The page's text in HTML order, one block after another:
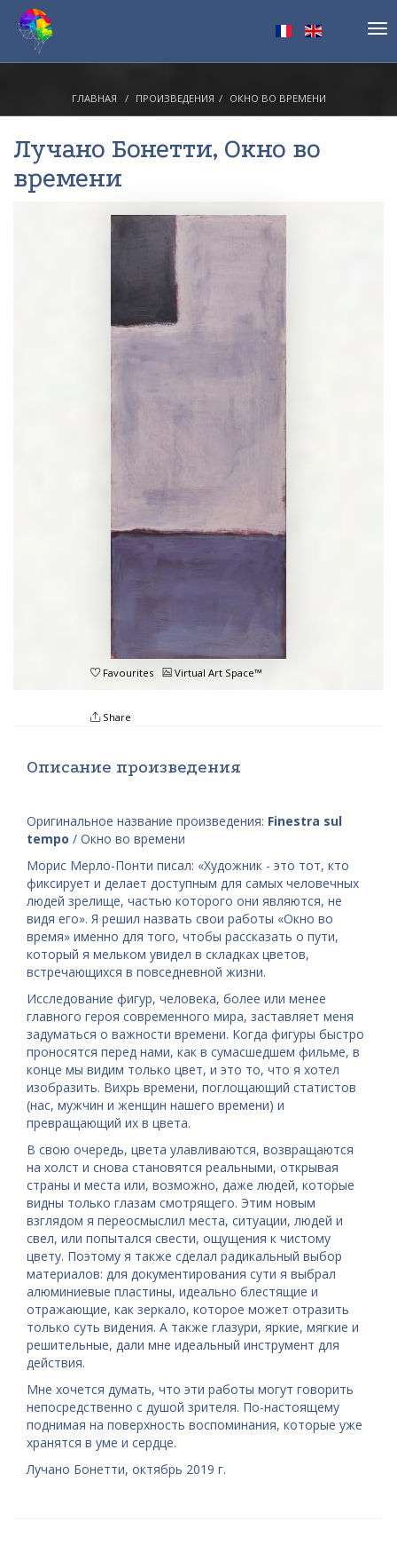
ГЛАВНАЯ ПРОИЗВЕДЕНИЯ ОКНО ВО ВРЕМЕНИ
Лучано Бонетти, Окно во
времени
Favourites Virtual Art Space™
Share
Описание произведения
Оригинальное название произведения: Finestra sul
tempo / Окно во времени
Морис Мерло-Понти писал: «Художник - это тот, кто
фиксирует и делает доступным для самых человечных
людей зрелище, частью которого они являются, не
видя его». Я решил назвать свои работы «Окно во
время» именно для того, чтобы рассказать о пути,
который я мельком увидел в складках цветов,
встречающихся в повседневной жизни.
Исследование фигур, человека, более или менее
главного героя современного мира, заставляет меня
задуматься о важности времени. Когда фигуры быстро
проносятся перед нами, как в сумасшедшем фильме, в
конце мы видим только цвет, и это то, что я хотел
изобразить. Вихрь времени, поглощающий статистов
(нас, мужчин и женщин нашего времени) и
превращающий их в цвета.
В свою очередь, цвета улавливаются, возвращаются
на холст и снова становятся реальными, открывая
страны и места или, возможно, даже людей, которые
видны только глазам смотрящего. Этим новым
взглядом я переосмыслил места, ситуации, людей и
свел, или попытался свести, ощущения к чистому
цвету. Поэтому я также сделал радикальный выбор
материалов: для документирования сути я выбрал
алюминиевые пластины, идеально блестящие и
отражающие, как зеркало, которое может отразить
только суть видения. А также глазури, яркие, мягкие и
решительные, дали мне идеальный инструмент для
действия.
Мне хочется думать, что эти работы могут говорить
непосредственно с душой зрителя. По-настоящему
поднимая на поверхность воспоминания, которые уже
хранятся в уме и сердце.
Лучано Бонетти, октябрь 2019 г.